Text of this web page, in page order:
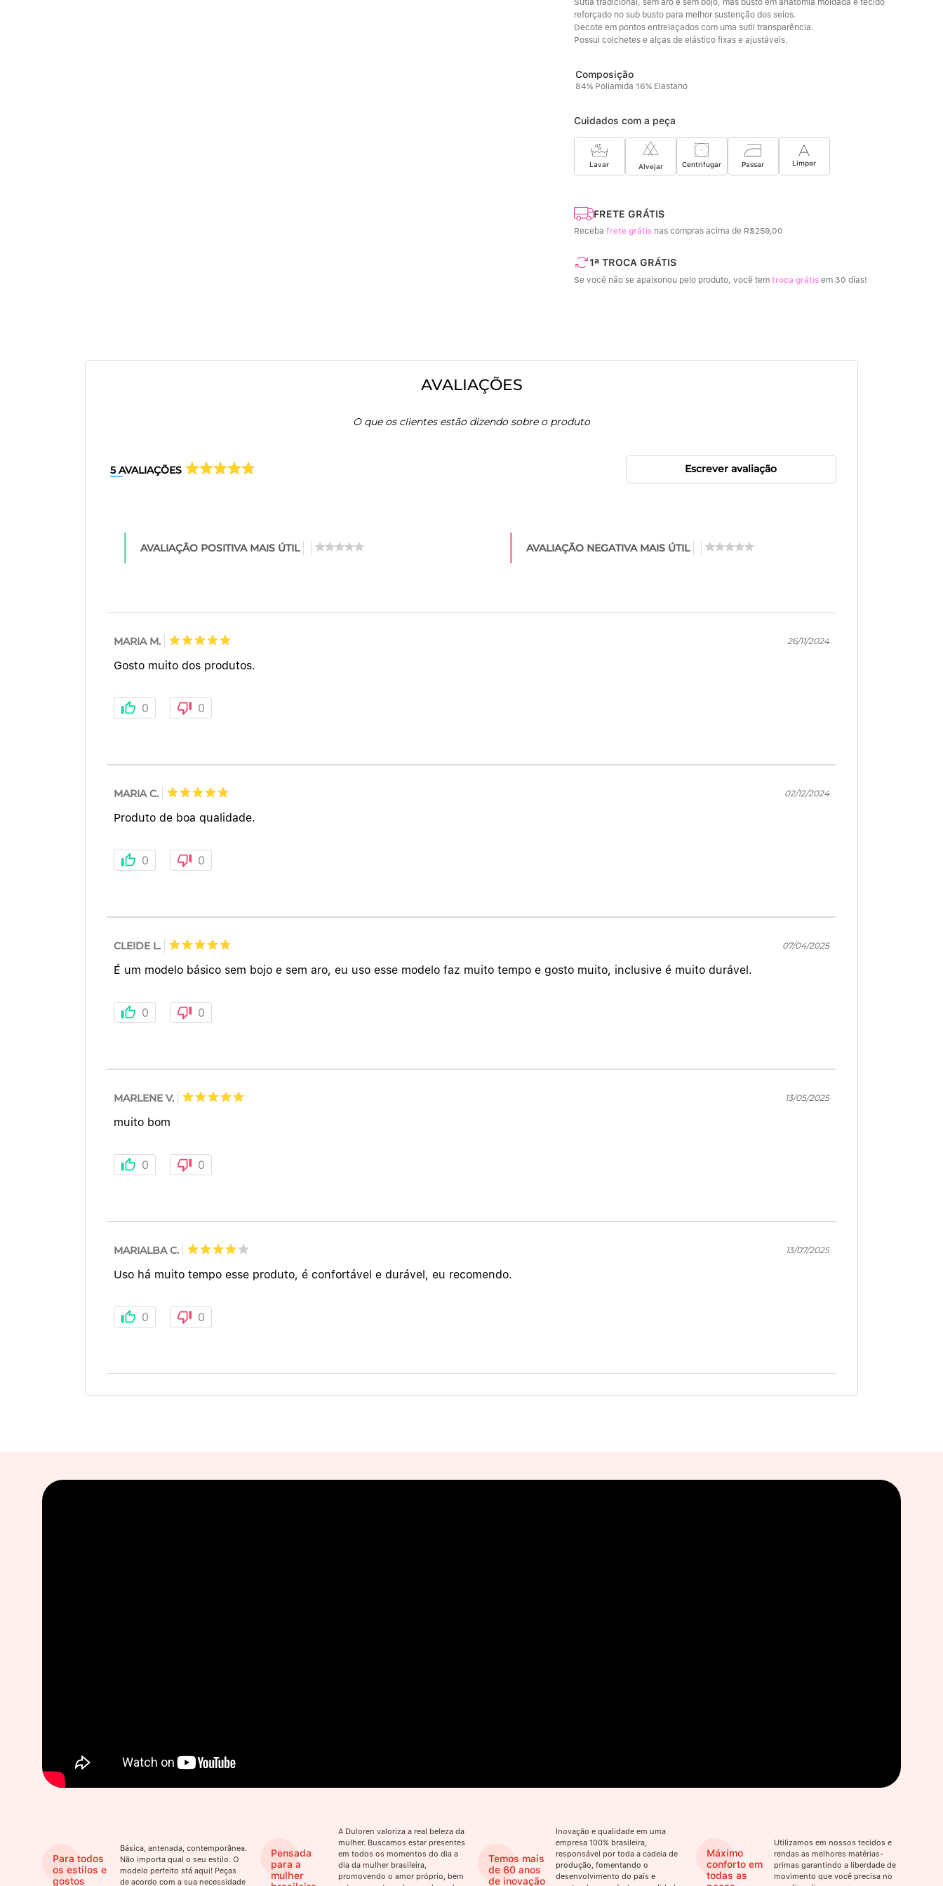
reforçado no sub busto para melhor sustenção dos seios.
Decote em pontos entrelaçados com uma sutil transparência.
Possui colchetes e alças de elástico fixas e ajustáveis.
84% Poliamida 16% Elastano
Cuidados com a peça
Lavar Alvejar Centrifugar Passar Limpar
FRETE GRÁTIS
Receba frete grátisnas compras acima de R$259,00
1ª TROCA GRÁTIS
Se você não se apaixonou pelo produto, você tem troca grátisem 30 dias!
AVALIAÇÕES
O que os clientes estão dizendo sobre o produto
5 AVALIAÇÕES Escrever avaliação
AVALIAÇÃO POSITIVA MAIS ÚTIL AVALIAÇÃO NEGATIVA MAIS ÚTIL
MARIA M. 26/11/2024
Gosto muito dos produtos.
0 0
MARIA C. 02/12/2024
Produto de boa qualidade.
0 0
CLEIDE L. 07/04/2025
É um modelo básico sem bojo e sem aro, eu uso esse modelo faz muito tempo e gosto muito, inclusive é muito durável.
0 0
MARLENE V. 13/05/2025
muito bom
0 0
MARIALBA C. 13/07/2025
Uso há muito tempo esse produto, é confortável e durável, eu recomendo.
0 0
Para todos
os estilos e
gostos
Básica, antenada, contemporânea.
Não importa qual o seu estilo. O
modelo perfeito stá aqui! Peças
de acordo com a sua necessidade
Pensada
para a
mulher
A Duloren valoriza a real beleza da
mulher. Buscamos estar presentes
em todos os momentos do dia a
dia da mulher brasileira,
promovendo o amor próprio, bem
Temos mais
de 60 anos
de inovação
Inovação e qualidade em uma
empresa 100% brasileira,
responsável por toda a cadeia de
produção, fomentando o
desenvolvimento do país e
Máximo
conforto em
todas as
Utilizamos em nossos tecidos e
rendas as melhores matérias-
primas garantindo a liberdade de
movimento que você precisa no